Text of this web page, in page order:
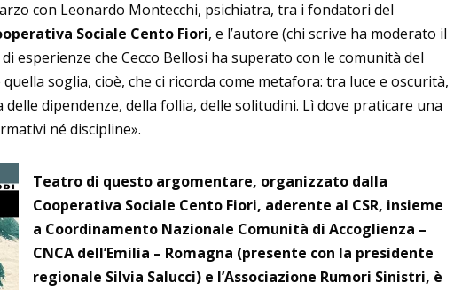
con Leonardo Montecchi, psichiatra, tra i fondatori del
Sociale Cento Fiori, e l’autore (chi scrive ha moderato il
esperienze che Cecco Bellosi ha superato con le comunità del
soglia, cioè, che ci ricorda come metafora: tra luce e oscurità,
dipendenze, della follia, delle solitudini. Lì dove praticare una
né discipline».
Teatro di questo argomentare, organizzato dalla
Cooperativa Sociale Cento Fiori, aderente al CSR, insieme
a Coordinamento Nazionale Comunità di Accoglienza –
CNCA dell’Emilia – Romagna (presente con la presidente
regionale Silvia Salucci) e l’Associazione Rumori Sinistri, è